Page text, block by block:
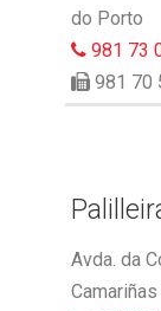
do Porto
981 73
981 70
Avda. da
Camariñas